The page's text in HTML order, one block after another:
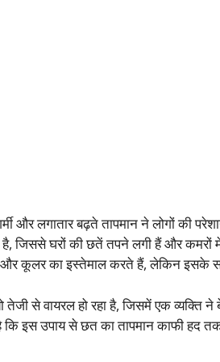
और लगातार बढ़ते तापमान ने लोगों की
जिससे घरों की छतें तपने लगी हैं और कमरों
और कूलर का इस्तेमाल करते हैं, लेकिन इसके
तेजी से वायरल हो रहा है, जिसमें एक
है कि इस उपाय से छत का तापमान काफी